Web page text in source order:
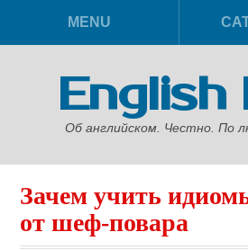
MENU
English
Об английском. Честно. По
Зачем учить
от шеф-повара